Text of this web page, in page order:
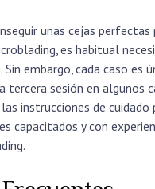
unas cejas perfectas
es habitual
embargo, cada caso es
tercera sesión en algunos
instrucciones de cuidado
capacitados y con